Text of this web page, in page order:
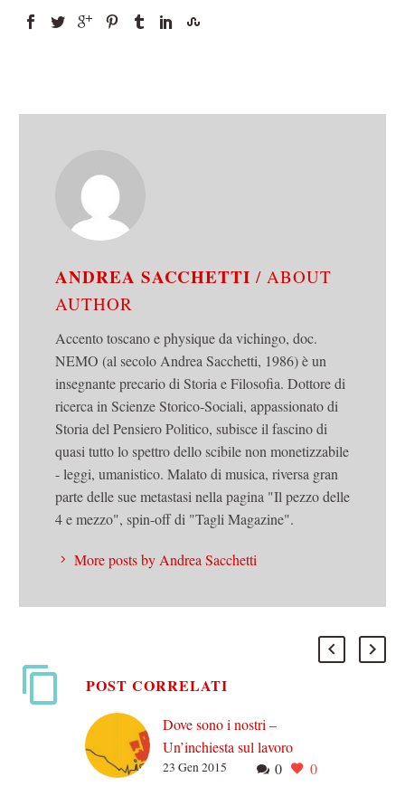
ANDREA SACCHETTI/ ABOUT
AUTHOR
Accento toscano e physique da vichingo, doc.
NEMO (al secolo Andrea Sacchetti, 1986) è un
insegnante precario di Storia e Filosofia. Dottore di
ricerca in Scienze Storico-Sociali, appassionato di
Storia del Pensiero Politico, subisce il fascino di
quasi tutto lo spettro dello scibile non monetizzabile
- leggi, umanistico. Malato di musica, riversa gran
parte delle sue metastasi nella pagina "Il pezzo delle
4 e mezzo", spin-off di "Tagli Magazine".
More posts by Andrea Sacchetti
POST CORRELATI
Dove sono i nostri –
Un’inchiesta sul lavoro
nell’Italia presente 0 0
23 Gen 2015